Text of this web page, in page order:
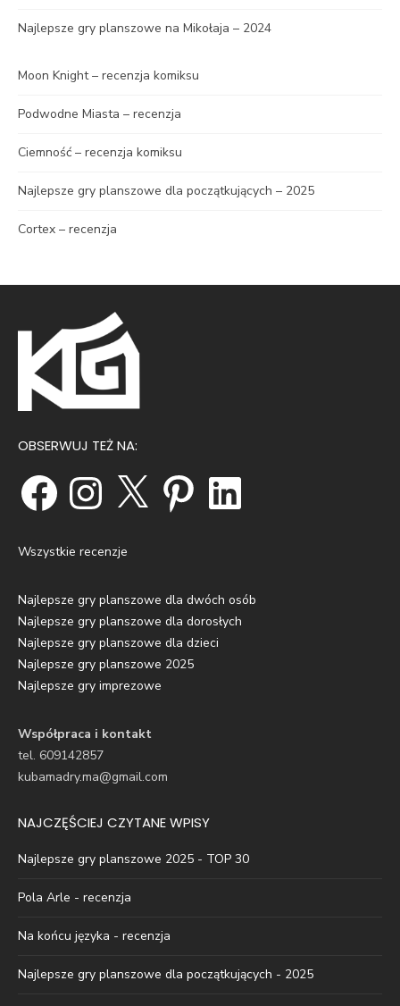
Najlepsze gry planszowe na Mikołaja – 2024
Moon Knight – recenzja komiksu
Podwodne Miasta – recenzja
Ciemność – recenzja komiksu
Najlepsze gry planszowe dla początkujących – 2025
Cortex – recenzja
OBSERWUJ TEŻ NA:
Facebook Instagram Pinterest LinkedIn
Wszystkie recenzje
Najlepsze gry planszowe dla dwóch osób
Najlepsze gry planszowe dla dorosłych
Najlepsze gry planszowe dla dzieci
Najlepsze gry planszowe 2025
Najlepsze gry imprezowe
Współpraca i kontakt
tel. 609142857
kubamadry.ma@gmail.com
NAJCZĘŚCIEJ CZYTANE WPISY
Najlepsze gry planszowe 2025 - TOP 30
Pola Arle - recenzja
Na końcu języka - recenzja
Najlepsze gry planszowe dla początkujących - 2025